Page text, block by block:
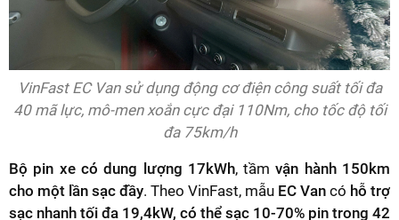
VinFast EC Van sử dụng động cơ điện công suất tối đa
40 mã lực, mô-men xoắn cực đại 110Nm, cho tốc độ tối
đa 75km/h
Bộ pin xe có dung lượng 17kWh, tầmvận hành 150km
cho một lần sạc đầy. Theo VinFast, mẫu EC Van có hỗ trợ
sạc nhanh tối đa 19,4kW, có thể sạc 10-70% pin trong 42